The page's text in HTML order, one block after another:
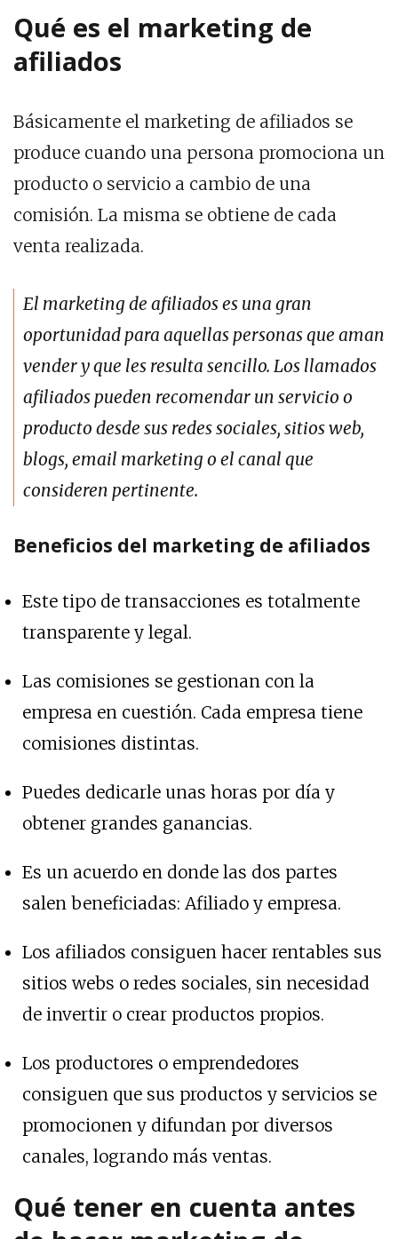
Qué es el marketing de
afiliados
Básicamente el marketing de afiliados se
produce cuando una persona promociona un
producto o servicio a cambio de una
comisión. La misma se obtiene de cada
venta realizada.
El marketing de afiliados es una gran
oportunidad para aquellas personas que aman
vender y que les resulta sencillo. Los llamados
afiliados pueden recomendar un servicio o
producto desde sus redes sociales, sitios web,
blogs, email marketing o el canal que
consideren pertinente.
Beneficios del marketing de afiliados
Este tipo de transacciones es totalmente
transparente y legal.
Las comisiones se gestionan con la
empresa en cuestión. Cada empresa tiene
comisiones distintas.
Puedes dedicarle unas horas por día y
obtener grandes ganancias.
Es un acuerdo en donde las dos partes
salen beneficiadas: Afiliado y empresa.
Los afiliados consiguen hacer rentables sus
sitios webs o redes sociales, sin necesidad
de invertir o crear productos propios.
Los productores o emprendedores
consiguen que sus productos y servicios se
promocionen y difundan por diversos
canales, logrando más ventas.
Qué tener en cuenta antes